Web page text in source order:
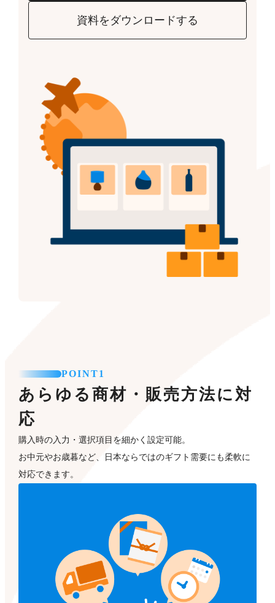
資料をダウンロードする
POINT1
あらゆる商材・販売方法に対
応
購入時の入力・選択項目を細かく設定可能。
お中元やお歳暮など、日本ならではのギフト需要にも柔軟に
対応できます。